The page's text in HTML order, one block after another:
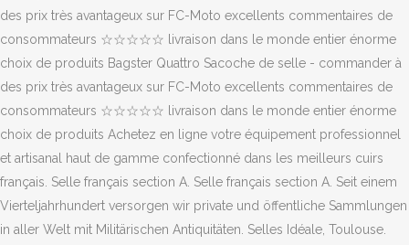
des prix très avantageux sur FC-Moto excellents commentaires de
consommateurs ☆☆☆☆☆ livraison dans le monde entier énorme
choix de produits Bagster Quattro Sacoche de selle - commander à
des prix très avantageux sur FC-Moto excellents commentaires de
consommateurs ☆☆☆☆☆ livraison dans le monde entier énorme
choix de produits Achetez en ligne votre équipement professionnel
et artisanal haut de gamme confectionné dans les meilleurs cuirs
français. Selle français section A. Selle français section A. Seit einem
Vierteljahrhundert versorgen wir private und öffentliche Sammlungen
in aller Welt mit Militärischen Antiquitäten. Selles Idéale, Toulouse.